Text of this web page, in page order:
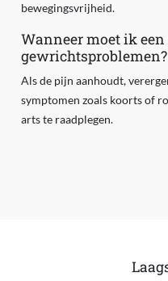
bewegingsvrijheid.
Wanneer moet ik
gewrichtsproblemen?
Als de pijn aanhoudt,
symptomen zoals koorts of
arts te raadplegen.